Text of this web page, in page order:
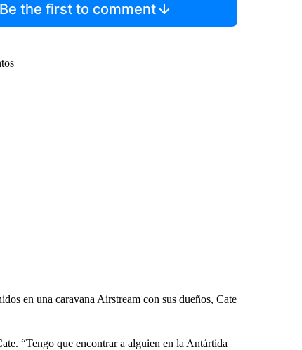
Be the first to comment
en una caravana Airstream con sus dueños, Cate
“Tengo que encontrar a alguien en la Antártida